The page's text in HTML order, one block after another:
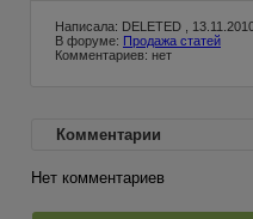
Написала: DELETED ,
В форуме: Продажа статей
Комментариев: нет
Комментарии
Нет комментариев